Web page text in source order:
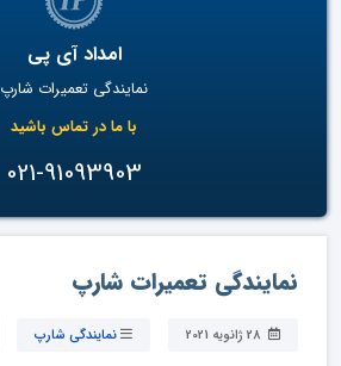
امداد آی پی
نمایندگی تعمیرات شارپ
با ما در تماس باشید
021-91093903
نمایندگی تعمیرات شارپ
نمایندگی شارپ